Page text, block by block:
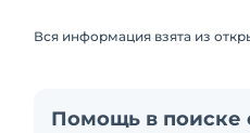
Вся информация взята из
Помощь в поиске